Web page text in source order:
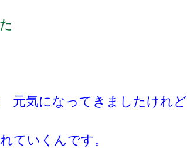
気になってきましたけれど
いくんです。